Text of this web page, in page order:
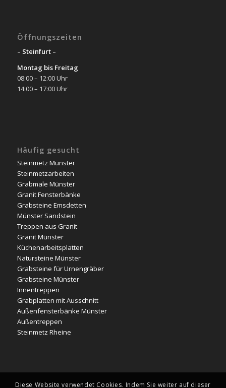
Öffnungszeiten
– Steinfurt –
Montag bis Freitag
08:00 – 12:00 Uhr
14:00 – 17:00 Uhr
Häufig gesucht
Steinmetz Münster
Steinmetzarbeiten
Grabmale Münster
Granit Fensterbänke
Grabsteine Emsdetten
Münster Sandstein
Treppen aus Granit
Granit Münster
Küchenarbeitsplatten
Natursteine Münster
Grabsteine für Urnengräber
Grabsteine Münster
Innentreppen
Grabplatten mit Ausschnitt
Außenfensterbänke Münster
Außentreppen
Steinmetz Rheine
Diese Website verwendet Cookies. Indem Sie weiter auf dieser